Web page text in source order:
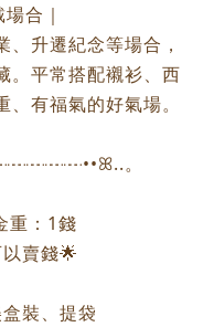
合｜
升遷紀念等場合，
。平常搭配襯衫、西
有福氣的好氣場。
。
重：1錢
賣錢🌟
裝、提袋